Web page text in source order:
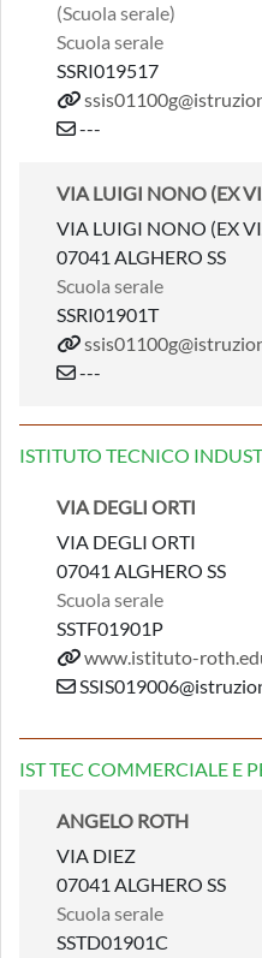
(Scuola serale)
Scuola serale
SSRI019517
---
VIA LUIGI NONO (EX
VIA LUIGI NONO (EX
07041 ALGHERO SS
Scuola serale
SSRI01901T
---
ISTITUTO TECNICO
VIA DEGLI ORTI
VIA DEGLI ORTI
07041 ALGHERO SS
Scuola serale
SSTF01901P
www.istituto-
IST TEC COMMERCIALE E
ANGELO ROTH
VIA DIEZ
07041 ALGHERO SS
Scuola serale
SSTD01901C